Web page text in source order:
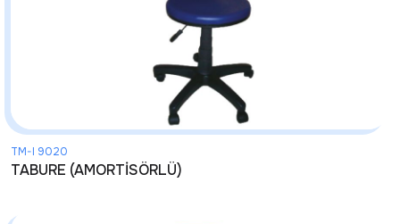
TM-I 9020
TABURE (AMORTİSÖRLÜ)